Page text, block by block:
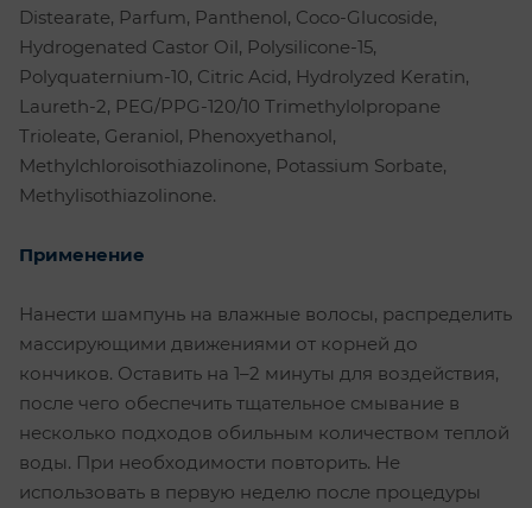
Distearate, Parfum, Panthenol, Coco-Glucoside,
Hydrogenated Castor Oil, Polysilicone-15,
Polyquaternium-10, Citric Acid, Hydrolyzed Keratin,
Laureth-2, PEG/PPG-120/10 Trimethylolpropane
Trioleate, Geraniol, Phenoxyethanol,
Methylchloroisothiazolinone, Potassium Sorbate,
Methylisothiazolinone.
Применение
Нанести шампунь на влажные волосы, распределить
массирующими движениями от корней до
кончиков. Оставить на 1–2 минуты для воздействия,
после чего обеспечить тщательное смывание в
несколько подходов обильным количеством теплой
воды. При необходимости повторить. Не
использовать в первую неделю после процедуры